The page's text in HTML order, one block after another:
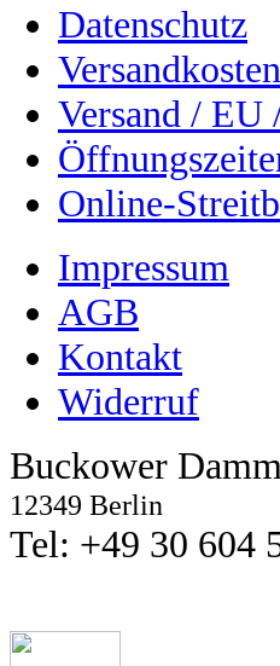
Datenschutz
Versandkosten
Versand /
Online-
Impressum
AGB
Kontakt
Widerruf
Buckower
12349 Berlin
Tel: +49 30 604